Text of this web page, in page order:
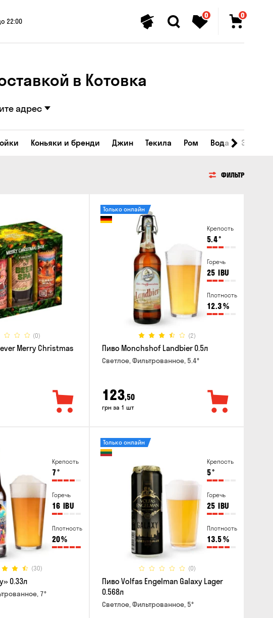
22:00
0 0
в ​​Котовка
адрес
Коньяки и бренди Джин Текила Ром Вода
ФИЛЬТР
(0)
Merry Christmas
Крепость
5.4°
Горечь
25 IBU
Плотность
12.3%
(2)
Только онлайн
Пиво Monchshof Landbier 0.5л
Светлое, Фильтрованное, 5.4°
123,50
грн за 1 шт
Крепость
7°
Горечь
16 IBU
Плотность
20%
(30)
0.33л
7°
Крепость
5°
Горечь
25 IBU
Плотность
13.5%
(0)
Только онлайн
Пиво Volfas Engelman Galaxy Lager
0.568л
Светлое, Фильтрованное, 5°